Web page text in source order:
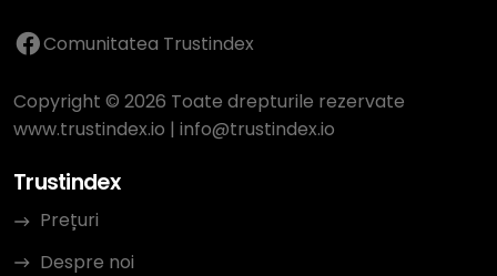
Comunitatea Trustindex
Copyright © 2026 Toate drepturile rezervate
www.trustindex.io | info@trustindex.io
Trustindex
Prețuri
Despre noi